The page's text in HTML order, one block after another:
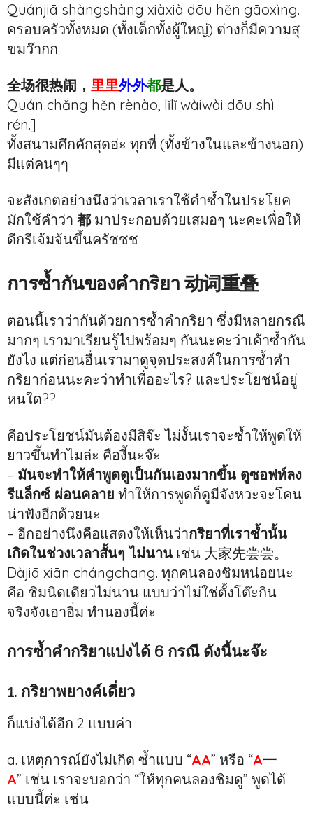
Quánjiā shàngshàng xiàxià dōu hěn gāoxìng.
ครอบครัวทั้งหมด (ทั้งเด็กทั้งผู้ใหญ่) ต่างก็มีความสุ
ขมว๊ากก
全场很热闹， 里里外外都是人。
Quán chǎng hěn rènào, lǐlǐwàiwài dōu shì
rén.]
ทั้งสนามคึกคักสุดอ่ะ ทุกที่ (ทั้งข้างในและข้างนอก)
มีแต่คนๆๆ
จะสังเกตอย่างนึงว่าเวลาเราใช้คำซ้ำในประโยค
มักใช้คำว่า 都 มาประกอบด้วยเสมอๆ นะคะเพื่อให้
ดีกรีเจ้มจ้นขึ้นครัชชช
การซ้ำกันของคำกริยา 动词重叠
ตอนนี้เราว่ากันด้วยการซ้ำคำกริยา ซึ่งมีหลายกรณี
มากๆ เรามาเรียนรู้ไปพร้อมๆ กันนะคะว่าเค้าซ้ำกัน
ยังไง แต่ก่อนอื่นเรามาดูจุดประสงค์ในการซ้ำคำ
กริยาก่อนนะคะว่าทำเพื่ออะไร? และประโยชน์อยู่
หนใด??
คือประโยชน์มันต้องมีสิจ๊ะ ไม่งั้นเราจะซ้ำให้พูดให้
ยาวขึ้นทำไมล่ะ คืองี้นะจ๊ะ
– มันจะทำให้คำพูดดูเป็นกันเองมากขึ้น ดูซอฟท์ลง
รีแล็กซ์ ผ่อนคลาย ทำให้การพูดก็ดูมีจังหวะจะโคน
น่าฟังอีกด้วยนะ
– อีกอย่างนึงคือแสดงให้เห็นว่ากริยาที่เราซ้ำนั้น
เกิดในช่วงเวลาสั้นๆ ไม่นาน เช่น 大家先尝尝。
Dàjiā xiān chángchang. ทุกคนลองชิมหน่อยนะ
คือ ชิมนิดเดียวไม่นาน แบบว่าไม่ใช่ตั้งโต๊ะกิน
จริงจังเอาอิ่ม ทำนองนี้ค่ะ
การซ้ำคำกริยาแบ่งได้ 6 กรณี ดังนี้นะจ๊ะ
1. กริยาพยางค์เดี่ยว
ก็แบ่งได้อีก 2 แบบค่า
a. เหตุการณ์ยังไม่เกิด ซ้ำแบบ “AA” หรือ “A一
A” เช่น เราจะบอกว่า “ให้ทุกคนลองชิมดู” พูดได้
แบบนี้ค่ะ เช่น